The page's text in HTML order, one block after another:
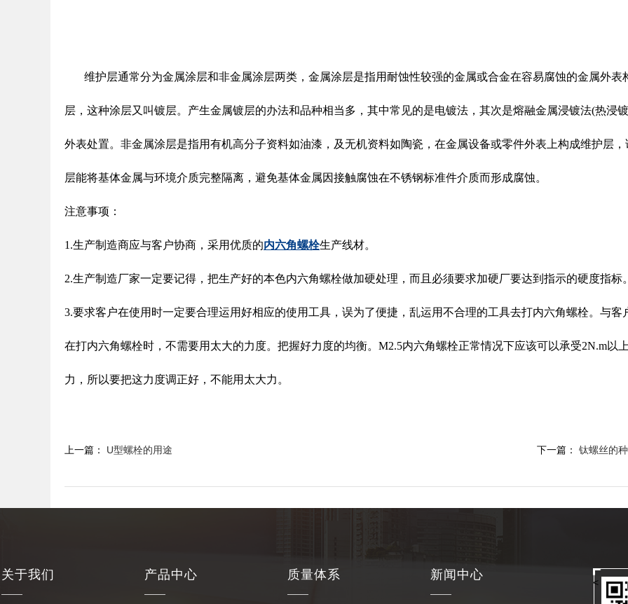
维护层通常分为金属涂层和非金属涂层两类，金属涂层是指用耐蚀性较强的金属或合金在容易腐蚀的金属外表
层，这种涂层又叫镀层。产生金属镀层的办法和品种相当多，其中常见的是电镀法，其次是熔融金属浸镀法(热浸
外表处置。非金属涂层是指用有机高分子资料如油漆，及无机资料如陶瓷，在金属设备或零件外表上构成维护层，
层能将基体金属与环境介质完整隔离，避免基体金属因接触腐蚀在不锈钢标准件介质而形成腐蚀。
注意事项：
1.生产制造商应与客户协商，采用优质的内六角螺栓生产线材。
2.生产制造厂家一定要记得，把生产好的本色内六角螺栓做加硬处理，而且必须要求加硬厂要达到指示的硬度指标
3.要求客户在使用时一定要合理运用好相应的使用工具，误为了便捷，乱运用不合理的工具去打内六角螺栓。与客
在打内六角螺栓时，不需要用太大的力度。把握好力度的均衡。M2.5内六角螺栓正常情况下应该可以承受2N.m以
力，所以要把这力度调正好，不能用太大力。
上一篇： U型螺栓的用途 下一篇： 钛螺丝的
关于我们 产品中心 质量体系 新闻中心
<